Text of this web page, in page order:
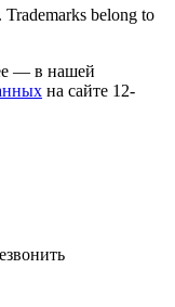
belong to
— в нашей
на сайте 12-